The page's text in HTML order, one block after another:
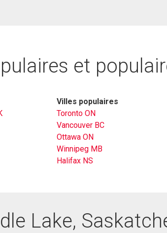
et
Villes populaires
Toronto ON
Vancouver BC
Ottawa ON
Winnipeg MB
Halifax NS
Lake,